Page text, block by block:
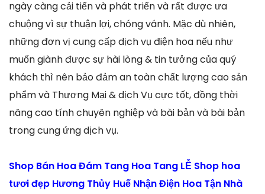
ngày càng cải tiến và phát triển và rất được ưa
chuộng vì sự thuận lợi, chóng vánh. Mặc dù nhiên,
những đơn vị cung cấp dịch vụ điện hoa nếu như
muốn giành được sự hài lòng & tin tưởng của quý
khách thì nên bảo đảm an toàn chất lượng cao sản
phẩm và Thương Mại & dịch Vụ cực tốt, đồng thời
nâng cao tính chuyên nghiệp và bài bản và bài bản
trong cung ứng dịch vụ.
Shop Bán Hoa Đám Tang Hoa Tang LỄ Shop hoa
tươi đẹp Hương Thủy Huế Nhận Điện Hoa Tận Nhà